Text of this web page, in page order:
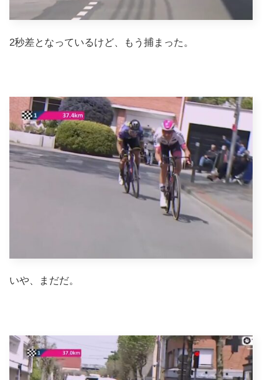
2秒差となっているけど、もう捕まった。
いや、まだだ。